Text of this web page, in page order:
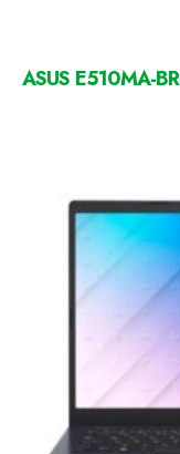
ASUS E510MA-